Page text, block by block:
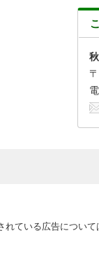
ている広告につい